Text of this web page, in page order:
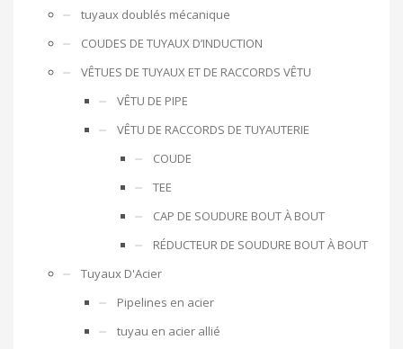
tuyaux doublés mécanique
COUDES DE TUYAUX D’INDUCTION
VÊTUES DE TUYAUX ET DE RACCORDS VÊTU
VÊTU DE PIPE
VÊTU DE RACCORDS DE TUYAUTERIE
COUDE
TEE
CAP DE SOUDURE BOUT À BOUT
RÉDUCTEUR DE SOUDURE BOUT À BOUT
Tuyaux D'Acier
Pipelines en acier
tuyau en acier allié